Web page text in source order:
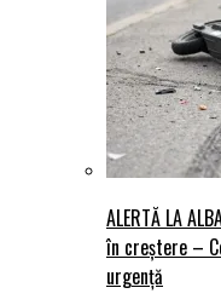
ALERTĂ LA
în creștere –
urgență